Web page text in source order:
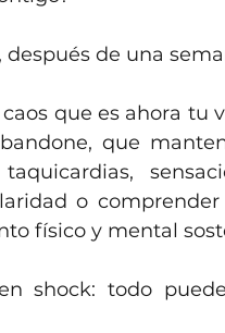
después de una
que es ahora tu
que
o
físico y mental
shock: todo